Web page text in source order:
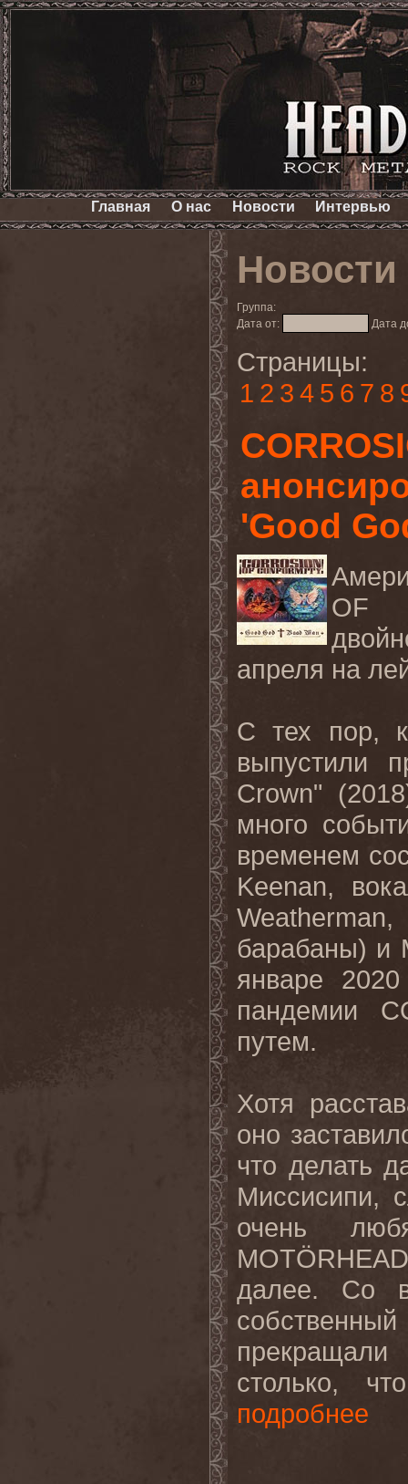
Главная О нас Новости Интервью
Новости
Группа:
Дата от:
Дата
Страницы:
1 2 3 4 5 6 7 8
'Good
OF
апреля на
С тех пор,
выпустили
Crown"
много
временем
Keenan,
барабаны) и
январе
пандемии
путем.
Хотя
оно
что делать
Миссисипи,
очень
далее. Со
столько,
подробнее